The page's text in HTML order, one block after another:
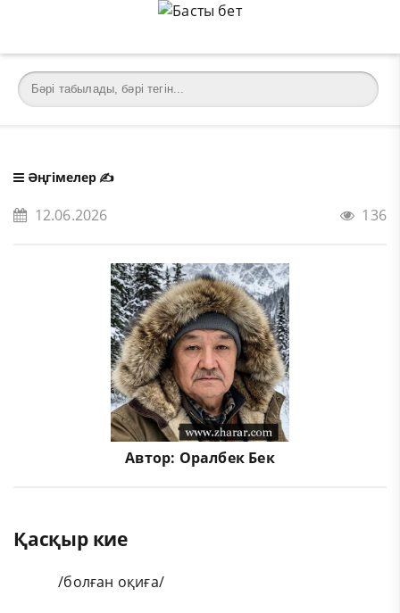
Әңгімелер✍️
12.06.2026 136
Автор: Оралбек Бек
Қасқыр кие
​ ​ ​ ​ ​ ​ ​ ​ ​ ​ ​ ​ ​/болған оқиға/